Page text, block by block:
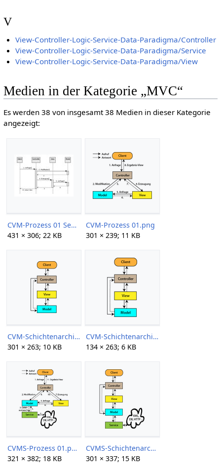
V
View-Controller-Logic-Service-Data-Paradigma/Controller
View-Controller-Logic-Service-Data-Paradigma/Service
View-Controller-Logic-Service-Data-Paradigma/View
Medien in der Kategorie „MVC“
Es werden 38 von insgesamt 38 Medien in dieser Kategorie
angezeigt:
CVM-Prozess 01 Sequenzdiagramm.jpg
431 × 306; 22 KB
CVM-Prozess 01.png
301 × 239; 11 KB
CVM-Schichtenarchitektur 01 301px.png
301 × 263; 10 KB
CVM-Schichtenarchitektur 01.png
134 × 263; 6 KB
CVMS-Prozess 01.png
321 × 382; 18 KB
CVMS-Schichtenarchitektur 01 301px.png
301 × 337; 15 KB